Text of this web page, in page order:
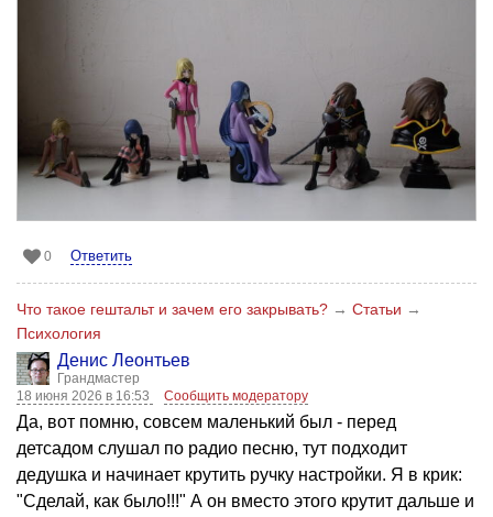
0 Ответить
Что такое гештальт и зачем его закрывать? → Статьи →
Психология
Денис Леонтьев
Грандмастер
18 июня 2026 в 16:53
Сообщить модератору
Да, вот помню, совсем маленький был - перед
детсадом слушал по радио песню, тут подходит
дедушка и начинает крутить ручку настройки. Я в крик:
"Сделай, как было!!!" А он вместо этого крутит дальше и